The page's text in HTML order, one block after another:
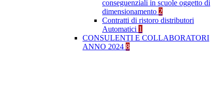
conseguenziali in scuole oggetto di
dimensionamento 2
Contratti di ristoro distributori
Automatici 1
CONSULENTI E COLLABORATORI
ANNO 2024 8